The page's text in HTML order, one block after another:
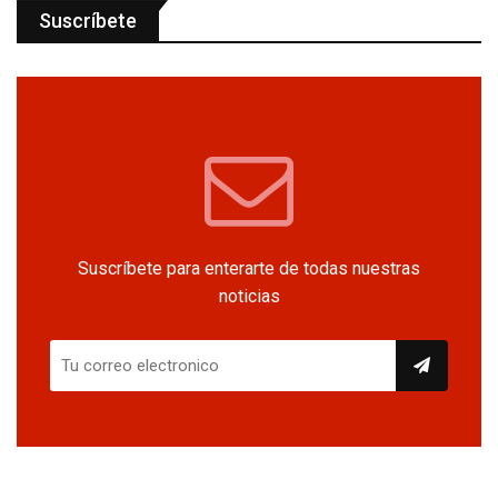
Suscríbete
Suscríbete para enterarte de todas nuestras
noticias